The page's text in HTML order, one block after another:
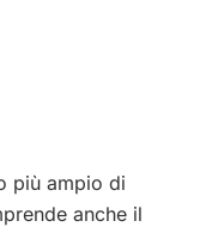
più ampio di
anche il